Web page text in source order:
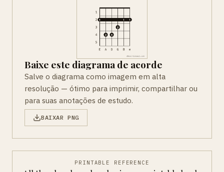
Baixe este diagrama de acorde
Salve o diagrama como imagem em alta
resolução — ótimo para imprimir, compartilhar ou
para suas anotações de estudo.
BAIXAR PNG
PRINTABLE REFERENCE